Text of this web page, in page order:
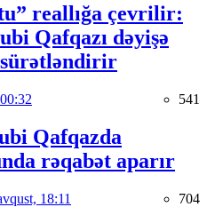
reallığa çevrilir:
Qafqazı dəyişə
541
Qafqazda
rəqabət aparır
18:11 704